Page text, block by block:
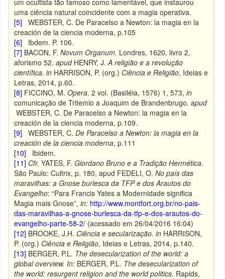
um ocultista tão famoso como lamentável, que instaurou
uma ciência natural coincidente com a magia operativa.
[5] WEBSTER, C. De Paracelso a Newton: la magia en la
creación de la ciencia moderna, p.105
[6] Ibdem. P. 106.
[7] BACON, F.Novum Organum. Londres, 1620, livro 2,
aforismo 52. apudHENRY, J.A religião e a revolução
científica. in HARRISON, P. (org.) Ciência e Religião, Ideias e
Letras, 2014, p.60.
[8] FICCINO, M.Opera. 2 vol. (Basiléia, 1576) 1, 573,in
comunicação de Tritemio a Joaquim de Brandenbrugo. apud
WEBSTER, C. De Paracelso a Newton: la magia en la
creación de la ciencia moderna, p.109.
[9] WEBSTER, C.De Paracelso a Newton: la magia en la
creación de la ciencia moderna, p.111
[10] Ibidem.
[11] Cfr. YATES, F.Giordano Bruno e a Tradição Hermética.
São Paulo: Cultrix, p. 180, apud FEDELI, O.No país das
maravilhas: a Gnose burlesca da TFP e dos Arautos do
Evangelho: “Para Francis Yates a Modernidade significa
Magia mais Gnose”,in: http://www.montfort.org.br/no-pais-
das-maravilhas-a-gnose-burlesca-da-tfp-e-dos-arautos-do-
evangelho-parte-58-2/ (acessado em 26/04/2016 16:04)
[12] BROOKE, J.H. Ciência e secularização. in HARRISON,
P. (org.) Ciência e Religião, Ideias e Letras, 2014, p.140.
[13] BERGER, P.L. The desecularization of the world: a
global overview. In: BERGER, P.L. The desecularization of
the world: resurgent religion and the world politics. Rapids,